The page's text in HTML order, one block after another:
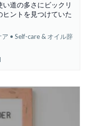
道の多さにビックリ
ントを見つけていた
ア • Self-care & オイル辞